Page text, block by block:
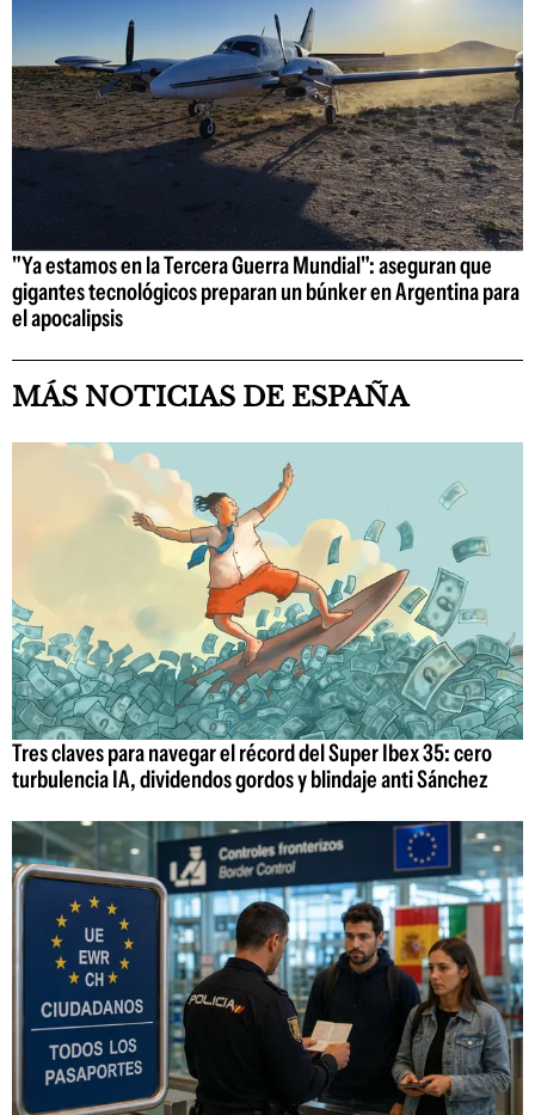
"Ya estamos en la Tercera Guerra Mundial": aseguran que
gigantes tecnológicos preparan un búnker en Argentina para
el apocalipsis
MÁS NOTICIAS DE ESPAÑA
Tres claves para navegar el récord del Super Ibex 35: cero
turbulencia IA, dividendos gordos y blindaje anti Sánchez